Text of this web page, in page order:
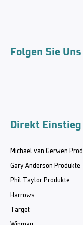
Folgen Sie Uns
Direkt Einstieg
Michael van Gerwen
Gary Anderson Produkte
Phil Taylor Produkte
Harrows
Target